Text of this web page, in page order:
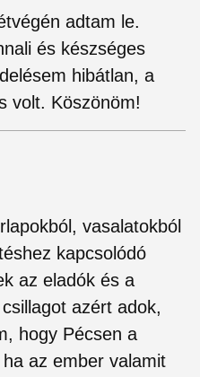
adtam le.
és készséges
hibátlan, a
volt. Köszönöm!
vasalatokból
kapcsolódó
az eladók és a
azért adok,
hogy Pécsen a
az ember valamit